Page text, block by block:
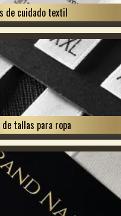
de cuidado textil
tallas para ropa